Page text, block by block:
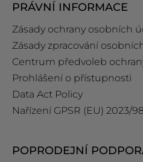
PRÁVNÍ INFORMACE
Zásady ochrany osobních
Zásady zpracování
Centrum předvoleb
Prohlášení o přístupnosti
Data Act Policy
Nařízení GPSR (EU) 2023/
POPRODEJNÍ